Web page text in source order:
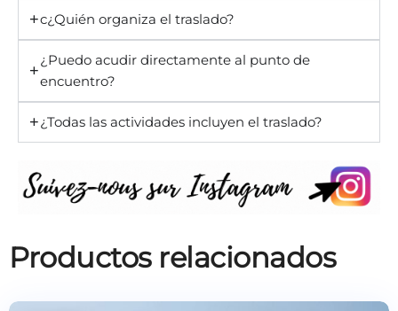
c¿Quién organiza el traslado?
¿Puedo acudir directamente al punto de
encuentro?
¿Todas las actividades incluyen el traslado?
Productos relacionados